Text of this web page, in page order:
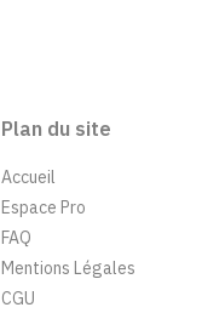
Plan du site
Accueil
Espace Pro
FAQ
Mentions Légales
CGU